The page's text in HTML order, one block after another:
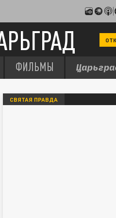
ФИЛЬМЫ
СВЯТАЯ ПРАВДА